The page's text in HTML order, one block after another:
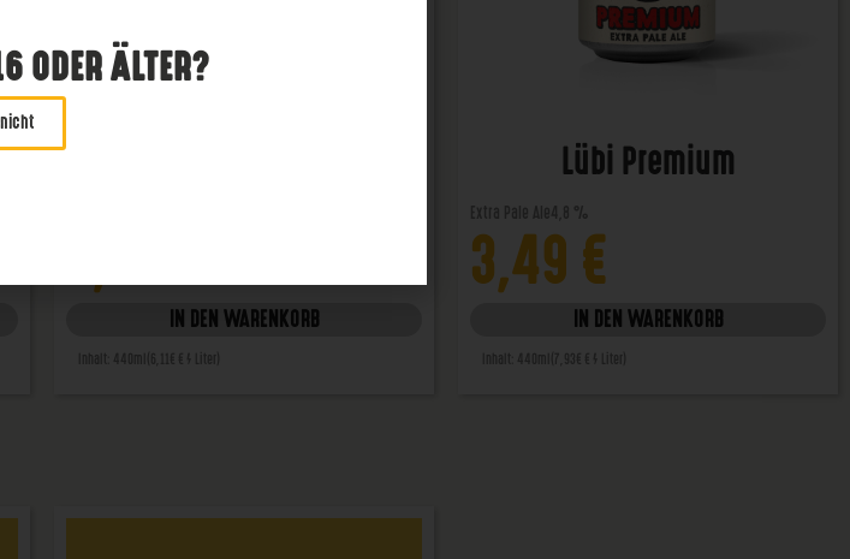
IN DEN WARENKORB
Lübi Premium
3,49 €
IN DEN WARENKORB
ODER ÄLTER?